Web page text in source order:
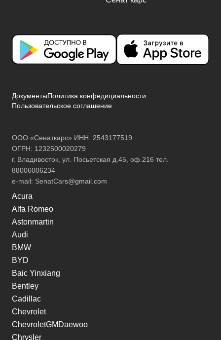
ДокументыПолитика конфедициальности
Пользовательское соглашение
ООО «Сенаткарс» ИНН: 2543177519
ОГРН: 1232500020279
г. Владивосток, ул. Посьетская д.45, оф.216 тел.
88006006234
e-mail: SenatCars@gmail.com
Acura
Alfa Romeo
Astonmartin
Audi
BMW
BYD
Baic Yinxiang
Bentley
Cadillac
Chevrolet
ChevroletGMDaewoo
Chrysler